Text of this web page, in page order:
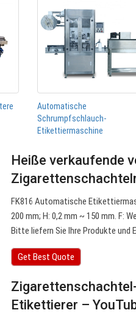
Automatische
Schrumpfschlauch-
Etikettiermaschine
Heiße verkaufende
FK816 Automatische
200 mm; H: 0,2 mm ~ 150 mm. F:
Bitte liefern Sie Ihre Produkte
Get Best Quote
Etikettierer –